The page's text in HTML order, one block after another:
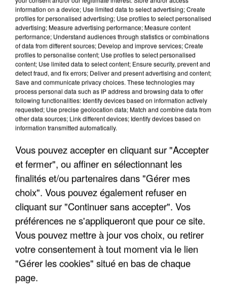
UNE TOURISTE DE L’OISE EMPORTÉE PAR UNE
information on a device; Use limited data to select advertising; Create
profiles for personalised advertising; Use profiles to select personalised
advertising; Measure advertising performance; Measure content
performance; Understand audiences through statistics or combinations
of data from different sources; Develop and improve services; Create
profiles to personalise content; Use profiles to select personalised
content; Use limited data to select content; Ensure security, prevent and
detect fraud, and fix errors; Deliver and present advertising and content;
Save and communicate privacy choices. These technologies may
process personal data such as IP address and browsing data to offer
following functionalities: Identify devices based on information actively
requested; Use precise geolocation data; Match and combine data from
other data sources; Link different devices; Identify devices based on
information transmitted automatically.
Vous pouvez accepter en cliquant sur "Accepter
et fermer", ou affiner en sélectionnant les
finalités et/ou partenaires dans "Gérer mes
choix". Vous pouvez également refuser en
cliquant sur "Continuer sans accepter". Vos
préférences ne s'appliqueront que pour ce site.
Vous pouvez mettre à jour vos choix, ou retirer
votre consentement à tout moment via le lien
"Gérer les cookies" situé en bas de chaque
page.